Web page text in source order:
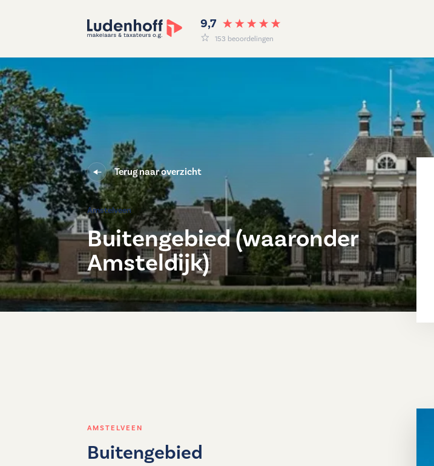
9,7
153 beoordelingen
Terug naar overzicht
Amstelveen
Buitengebied (waaronder
Amsteldijk)
AMSTELVEEN
Buitengebied